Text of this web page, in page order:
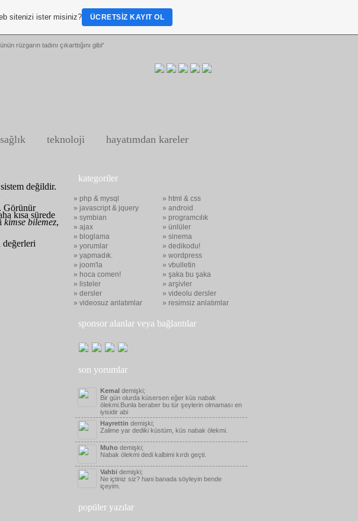
rüzgarın tadını çıkarttığını gibi“
sağlık teknoloji hayatımdan kareler
değildir.
Görünür
kısa sürede
kimse bilemez,
değerleri
kategoriler
» php & mysql
» html & css
» javascript & jquery
» android
» symbian
» programcılık
» ajax
» ünlüler
» bloglama
» sinema
» yorumlar
» dedikodu!
» yapmadık.
» wordpress
» joom'la
» vbulletin
» hoca comen!
» şaka bu şaka
» listeler
» arşivler
» dersler
» videolu dersler
» videosuz anlatımlar
» resimsiz anlatımlar
sponsor alanlar veya bağlantılar
son yorumlar
Kemal demişki;
Bir gün olurda küsersen eğer küs nabak
ölekmi.Bunla beraber bu tür şeylerin olmaması en
iyisidir abi
Hayrettin demişki;
Zalime yar dediki küstüm, küs nabak ölekmi.
Muho demişki;
Nabak ölekmi dedi kalbimi kırdı geçti.
Vahbi demişki;
Ne içtiniz siz? hani banada söyleyin bende
içeyim.
popüler yazılar
sitenizi ister misiniz? ÜCRETSIZ KAYIT OL